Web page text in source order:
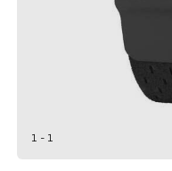
1 - 1